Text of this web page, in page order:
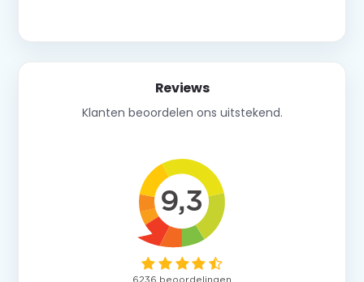
Reviews
Klanten beoordelen ons uitstekend.